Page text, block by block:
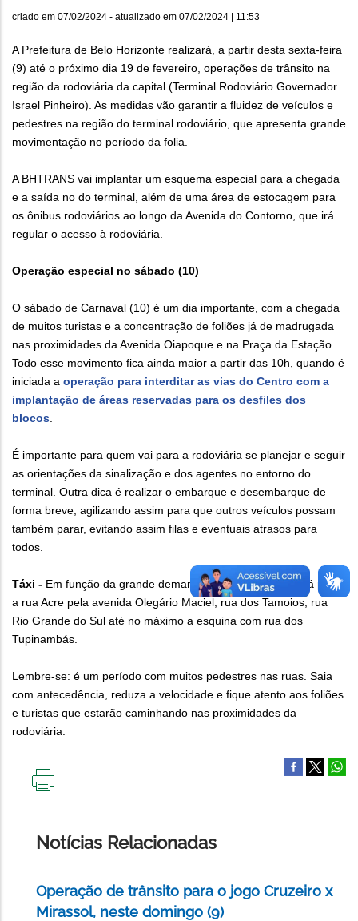
criado em 07/02/2024 - atualizado em 07/02/2024 | 11:53
A Prefeitura de Belo Horizonte realizará, a partir desta sexta-feira
(9) até o próximo dia 19 de fevereiro, operações de trânsito na
região da rodoviária da capital (Terminal Rodoviário Governador
Israel Pinheiro). As medidas vão garantir a fluidez de veículos e
pedestres na região do terminal rodoviário, que apresenta grande
movimentação no período da folia.
A BHTRANS vai implantar um esquema especial para a chegada
e a saída no do terminal, além de uma área de estocagem para
os ônibus rodoviários ao longo da Avenida do Contorno, que irá
regular o acesso à rodoviária.
Operação especial no sábado (10)
O sábado de Carnaval (10) é um dia importante, com a chegada
de muitos turistas e a concentração de foliões já de madrugada
nas proximidades da Avenida Oiapoque e na Praça da Estação.
Todo esse movimento fica ainda maior a partir das 10h, quando é
iniciada a operação para interditar as vias do Centro com a
implantação de áreas reservadas para os desfiles dos
blocos.
É importante para quem vai para a rodoviária se planejar e seguir
as orientações da sinalização e dos agentes no entorno do
terminal. Outra dica é realizar o embarque e desembarque de
forma breve, agilizando assim para que outros veículos possam
também parar, evitando assim filas e eventuais atrasos para
todos.
Táxi - Em função da grande demanda, a fila de táxi seguirá para
a rua Acre pela avenida Olegário Maciel, rua dos Tamoios, rua
Rio Grande do Sul até no máximo a esquina com rua dos
Tupinambás.
Lembre-se: é um período com muitos pedestres nas ruas. Saia
com antecedência, reduza a velocidade e fique atento aos foliões
e turistas que estarão caminhando nas proximidades da
rodoviária.
Notícias Relacionadas
Operação de trânsito para o jogo Cruzeiro x
Mirassol, neste domingo (9)